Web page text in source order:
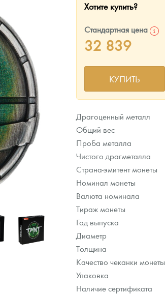
платины на 2026 год
Хотите купить?
Стандартная цена
32 839
КУПИТЬ
Драгоценный металл
Общий вес
Проба металла
Чистого драгметалла
Страна-эмитент монеты
Номинал монеты
Валюта номинала
Тираж монеты
Год выпуска
Диаметр
Толщина
Качество чеканки монеты
Упаковка
Наличие сертификата